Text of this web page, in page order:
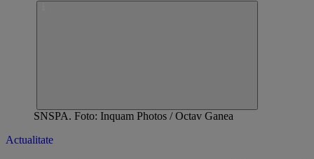
SNSPA. Foto: Inquam Photos / Octav Ganea
Actualitate